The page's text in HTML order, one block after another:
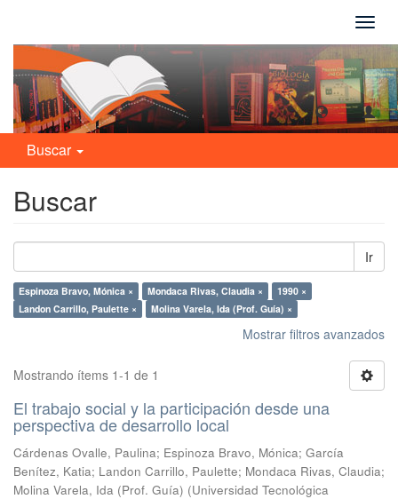
Buscar
Buscar
Ir
Espinoza Bravo, Mónica × Mondaca Rivas, Claudia ×
1990 ×
Landon Carrillo, Paulette ×
Molina Varela, Ida (Prof. Guía) ×
Mostrar filtros avanzados
Mostrando ítems 1-1 de 1
El trabajo social y la participación desde una
perspectiva de desarrollo local
Cárdenas Ovalle, Paulina; Espinoza Bravo, Mónica; García
Benítez, Katia; Landon Carrillo, Paulette; Mondaca Rivas, Claudia;
Molina Varela, Ida (Prof. Guía) (Universidad Tecnológica